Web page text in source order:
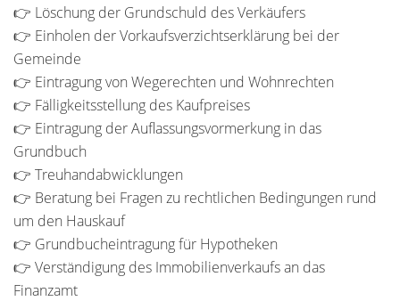
👉 Löschung der Grundschuld des Verkäufers
👉 Einholen der Vorkaufsverzichtserklärung bei der
Gemeinde
👉 Eintragung von Wegerechten und Wohnrechten
👉 Fälligkeitsstellung des Kaufpreises
👉 Eintragung der Auflassungsvormerkung in das
Grundbuch
👉 Treuhandabwicklungen
👉 Beratung bei Fragen zu rechtlichen Bedingungen rund
um den Hauskauf
👉 Grundbucheintragung für Hypotheken
👉 Verständigung des Immobilienverkaufs an das
Finanzamt